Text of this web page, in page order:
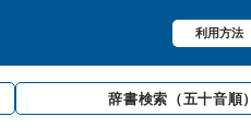
利用方法
辞書検索 （五十音順）